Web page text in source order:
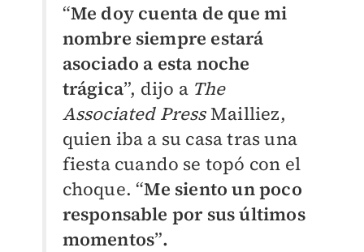
“Me doy cuenta de que mi
nombre siempre estará
asociado a esta noche
trágica”, dijo a The
Associated PressMailliez,
quien iba a su casa tras una
fiesta cuando se topó con el
choque. “Me siento un poco
responsable por sus últimos
momentos”.